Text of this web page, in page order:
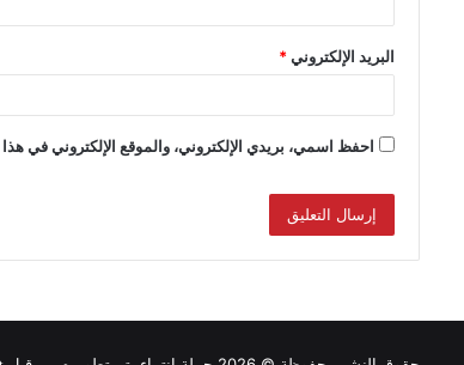
البريد الإلكتروني*
احفظ اسمي، بريدي الإلكتروني، والموقع الإلكتروني في